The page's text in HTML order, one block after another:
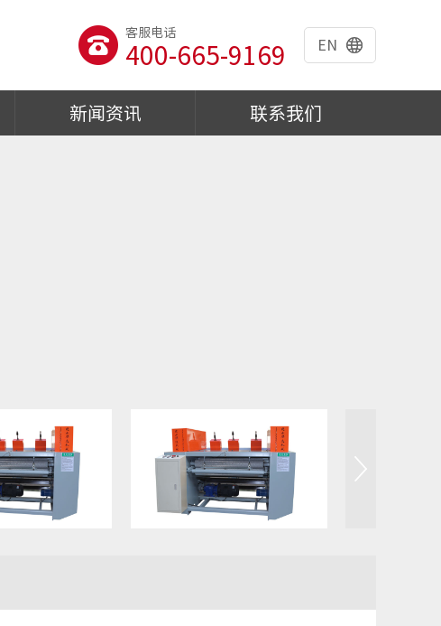
客服电话
400-665-9169 EN
新闻资讯 联系我们